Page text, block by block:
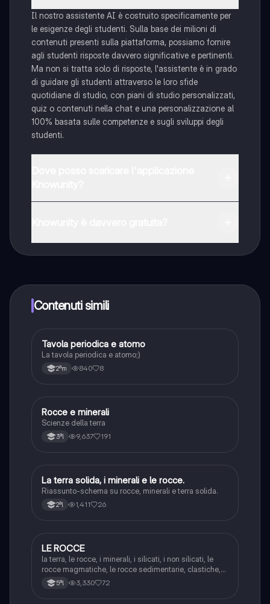
Il nostro assistente AI è costruito specificamente per
le esigenze degli studenti. Sulla base dei milioni di
contenuti presenti sulla piattaforma, possiamo fornire
agli studenti risposte davvero significative e pertinenti.
Ma non si tratta solo di risposte, l'assistente è in grado
di guidare gli studenti attraverso le loro sfide
quotidiane di studio, con piani di studio personalizzati,
quiz o contenuti nella chat e una personalizzazione al
100% basata sulle competenze e sugli sviluppi degli
studenti.
Knowunity Premium, che consente di studiare senza
alcun limite!!
Contenuti simili
Scienze
Tavola periodica e atomo
La tavola periodica e atomo;)
2ªm 840 8
Scienze
Rocce e minerali
Scienze della terra
3ªl 9,637 191
Scienze
La terra solida, i minerali e le rocce.
Riassunto-schema su rocce, minerali e terra solida.
2ªl 1,411 26
Scienze
LE ROCCE
la terra, le rocce, i minerali, i silicati, i non silicati, le
rocce magmatiche, le rocce sedimentarie, clastiche,
organogene, chimiche, le rocce metamorfiche
5ªl 3,330 72